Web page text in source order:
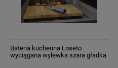
Bateria kuchenna Loseto
wyciągana wylewka szara gładka